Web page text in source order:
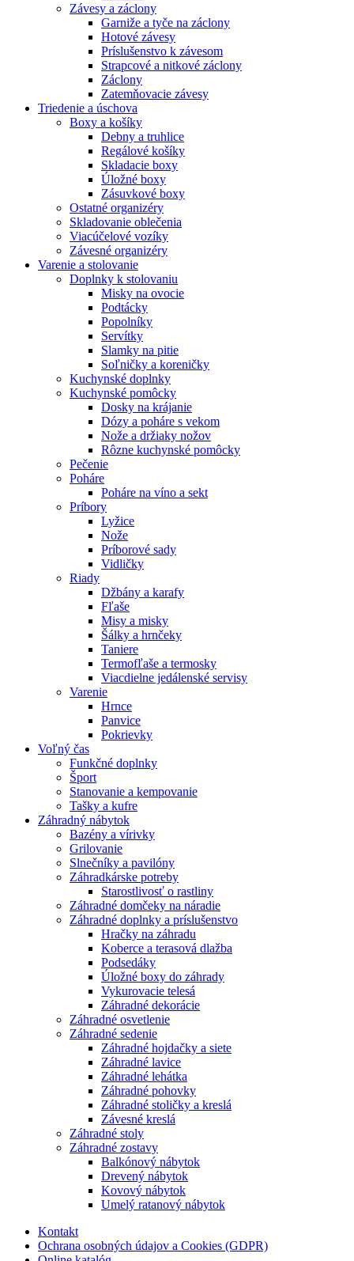
Závesy a záclony
Garniže a tyče na záclony
Hotové závesy
Príslušenstvo k závesom
Strapcové a nitkové záclony
Záclony
Zatemňovacie závesy
Triedenie a úschova
Boxy a košíky
Debny a truhlice
Regálové košíky
Skladacie boxy
Úložné boxy
Zásuvkové boxy
Ostatné organizéry
Skladovanie oblečenia
Viacúčelové vozíky
Závesné organizéry
Varenie a stolovanie
Doplnky k stolovaniu
Misky na ovocie
Podtácky
Popolníky
Servítky
Slamky na pitie
Soľničky a koreničky
Kuchynské doplnky
Kuchynské pomôcky
Dosky na krájanie
Dózy a poháre s vekom
Nože a držiaky nožov
Rôzne kuchynské pomôcky
Pečenie
Poháre
Poháre na víno a sekt
Príbory
Lyžice
Nože
Príborové sady
Vidličky
Riady
Džbány a karafy
Fľaše
Misy a misky
Šálky a hrnčeky
Taniere
Termofľaše a termosky
Viacdielne jedálenské servisy
Varenie
Hrnce
Panvice
Pokrievky
Voľný čas
Funkčné doplnky
Šport
Stanovanie a kempovanie
Tašky a kufre
Záhradný nábytok
Bazény a vírivky
Grilovanie
Slnečníky a pavilóny
Záhradkárske potreby
Starostlivosť o rastliny
Záhradné domčeky na náradie
Záhradné doplnky a príslušenstvo
Hračky na záhradu
Koberce a terasová dlažba
Podsedáky
Úložné boxy do záhrady
Vykurovacie telesá
Záhradné dekorácie
Záhradné osvetlenie
Záhradné sedenie
Záhradné hojdačky a siete
Záhradné lavice
Záhradné lehátka
Záhradné pohovky
Záhradné stoličky a kreslá
Závesné kreslá
Záhradné stoly
Záhradné zostavy
Balkónový nábytok
Drevený nábytok
Kovový nábytok
Umelý ratanový nábytok
Kontakt
Ochrana osobných údajov a Cookies (GDPR)